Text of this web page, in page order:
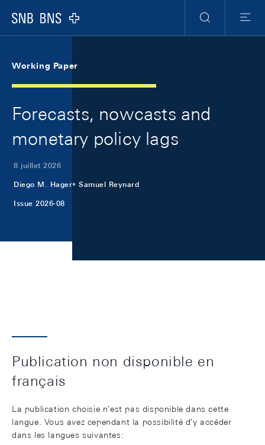
Logo
RechercheMenu
Working Paper
Forecasts, nowcasts and
monetary policy lags
8 juillet 2026
Diego M. Hager Samuel Reynard
Issue 2026-08
Publication non disponible en
français
La publication choisie n'est pas disponible dans cette
langue. Vous avez cependant la possibilité d'y accéder
dans les langues suivantes: